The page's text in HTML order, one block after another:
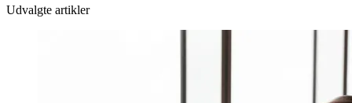
Udvalgte artikler